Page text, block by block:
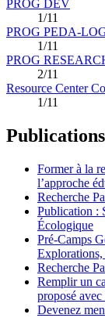
PROG DEV
1/11
PROG PEDA-
1/11
PROG
2/11
Resource Center
1/11
Publications
Former à la
l’approche
Recherche
Publication :
Écologique
Pré-Camps
Recherche
Remplir un
proposé
Devenez